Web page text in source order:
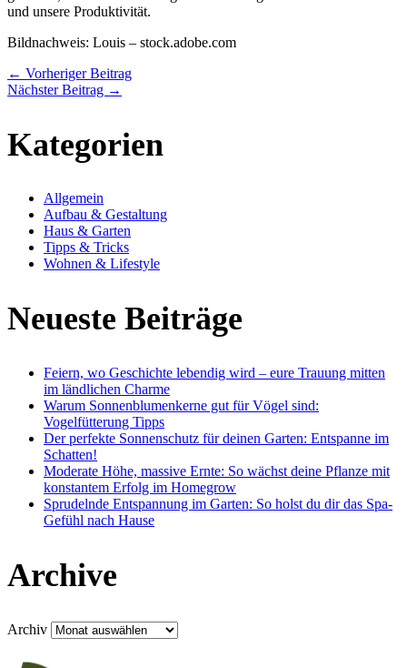
und unsere Produktivität.
Bildnachweis: Louis – stock.adobe.com
← Vorheriger Beitrag
Nächster Beitrag →
Kategorien
Allgemein
Aufbau & Gestaltung
Haus & Garten
Tipps & Tricks
Wohnen & Lifestyle
Neueste Beiträge
Feiern, wo Geschichte lebendig wird – eure Trauung mitten
im ländlichen Charme
Warum Sonnenblumenkerne gut für Vögel sind:
Vogelfütterung Tipps
Der perfekte Sonnenschutz für deinen Garten: Entspanne im
Schatten!
Moderate Höhe, massive Ernte: So wächst deine Pflanze mit
konstantem Erfolg im Homegrow
Sprudelnde Entspannung im Garten: So holst du dir das Spa-
Gefühl nach Hause
Archive
Archiv